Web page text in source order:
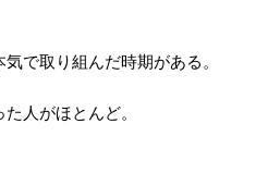
で取り組んだ時期がある。
人がほとんど。